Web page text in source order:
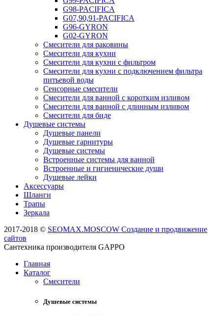
G98-PACIFICA
G07,90,91-PACIFICA
G96-GYRON
G02-GYRON
Смесители для раковины
Смесители для кухни
Смесители для кухни с фильтром
Смесители для кухни с подключением фильтра
питьевой воды
Сенсорные смесители
Смесители для ванной с коротким изливом
Смесители для ванной с длинным изливом
Смесители для биде
Душевые системы
Душевые панели
Душевые гарнитуры
Душевые системы
Встроенные системы для ванной
Встроенные и гигиенические души
Душевые лейки
Аксессуары
Шланги
Трапы
Зеркала
2017-2018 © SEOMAX.MOSCOW Создание и продвижение
сайтов
Сантехника производителя GAPPO
Главная
Каталог
Смесители
Душевые системы